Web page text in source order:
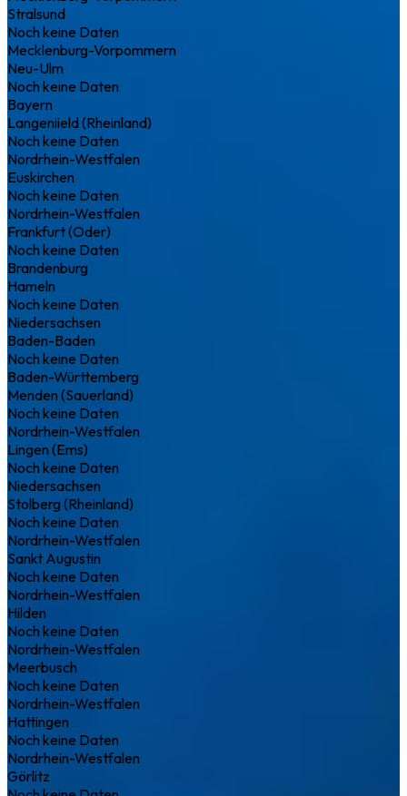
Stralsund
Noch keine Daten
Mecklenburg-Vorpommern
Neu-Ulm
Noch keine Daten
Bayern
Langeniield (Rheinland)
Noch keine Daten
Nordrhein-Westfalen
Euskirchen
Noch keine Daten
Nordrhein-Westfalen
Frankfurt (Oder)
Noch keine Daten
Brandenburg
Hameln
Noch keine Daten
Niedersachsen
Baden-Baden
Noch keine Daten
Baden-Württemberg
Menden (Sauerland)
Noch keine Daten
Nordrhein-Westfalen
Lingen (Ems)
Noch keine Daten
Niedersachsen
Stolberg (Rheinland)
Noch keine Daten
Nordrhein-Westfalen
Sankt Augustin
Noch keine Daten
Nordrhein-Westfalen
Hilden
Noch keine Daten
Nordrhein-Westfalen
Meerbusch
Noch keine Daten
Nordrhein-Westfalen
Hattingen
Noch keine Daten
Nordrhein-Westfalen
Görlitz